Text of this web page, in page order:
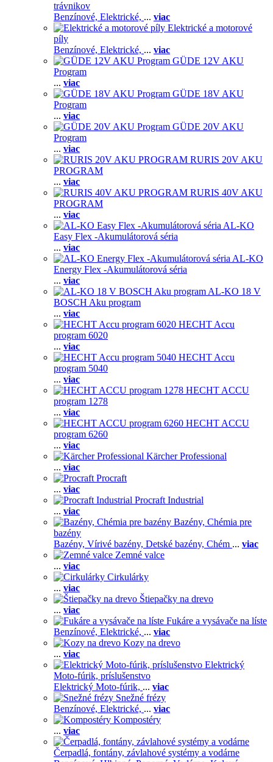
trávnikov
Benzínové, Elektrické, ... viac
Elektrické a motorové
píly
Benzínové, Elektrické, ... viac
GÜDE 12V AKU
Program
... viac
GÜDE 18V AKU
Program
... viac
GÜDE 20V AKU
Program
... viac
RURIS 20V AKU
PROGRAM
... viac
RURIS 40V AKU
PROGRAM
... viac
AL-KO
Easy Flex -Akumulátorová séria
... viac
AL-KO
Energy Flex -Akumulátorová séria
... viac
AL-KO 18 V
BOSCH Aku program
... viac
HECHT Accu
program 6020
... viac
HECHT Accu
program 5040
... viac
HECHT ACCU
program 1278
... viac
HECHT ACCU
program 6260
... viac
Kärcher Professional
... viac
Procraft
... viac
Procraft Industrial
... viac
Bazény, Chémia pre
bazény
Bazény, Vírivé bazény, Detské bazény, Chém ... viac
Zemné valce
... viac
Cirkulárky
... viac
Štiepačky na drevo
... viac
Fukáre a vysávače na líste
Benzínové, Elektrické, ... viac
Kozy na drevo
... viac
Elektrický
Moto-fúrik, príslušenstvo
Elektrický Moto-fúrik, ... viac
Snežné frézy
Benzínové, Elektrické, ... viac
Kompostéry
... viac
Čerpadlá, fontány, závlahové systémy a vodárne